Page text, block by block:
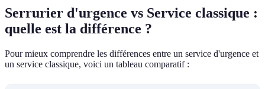
Serrurier d'urgence vs Service classique :
quelle est la différence ?
Pour mieux comprendre les différences entre un service d'urgence et
un service classique, voici un tableau comparatif :